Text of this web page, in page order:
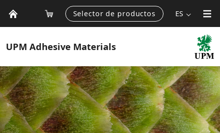
Selector de productos ES
UPM Adhesive Materials